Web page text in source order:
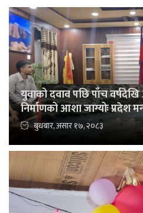
युवाको दवाव पछि पाँच
निर्माणको आशा जाग्योः प्रदेश
बुधबार, असार १७, २०८३